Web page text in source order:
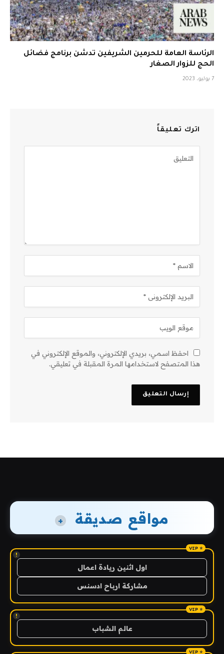
الرئاسة العامة للحرمين الشريفين تدشن برنامج فضائل
الحج للزوار الصغار
7 يوليو، 2023
اترك تعليقاً
احفظ اسمي، بريدي الإلكتروني، والموقع الإلكتروني في
هذا المتصفح لاستخدامها المرة المقبلة في تعليقي.
مواقع صديقة +
!
اول اثنين ريادة اعمال
مشاركة ارباح ادسنس
!
عالم الشباب